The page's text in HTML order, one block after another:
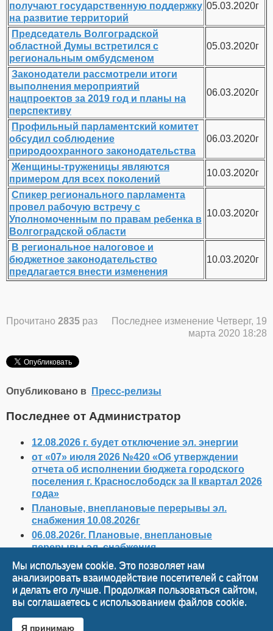
получают государственную поддержку
на развитие территорий
05.03.2020г
Председатель Волгоградской
областной Думы встретился с
региональным омбудсменом
05.03.2020г
Законодатели рассмотрели итоги
выполнения мероприятий
нацпроектов за 2019 год и планы на
перспективу
06.03.2020г
Профильный парламентский комитет
обсудил соблюдение
природоохранного законодательства
06.03.2020г
Женщины-труженицы являются
примером для всех поколений
10.03.2020г
Спикер регионального парламента
провел рабочую встречу с
Уполномоченным по правам ребенка в
Волгоградской области
10.03.2020г
В региональное налоговое и
бюджетное законодательство
предлагается внести изменения
10.03.2020г
Прочитано 2835 раз
Последнее изменение Четверг, 19
марта 2020 18:28
Опубликовано в Пресс-релизы
Последнее от Администратор
12.08.2026 г. будет отключение эл. энергии
от «07» июля 2026 №420 «Об утверждении
отчета об исполнении бюджета городского
поселения г. Краснослободск за II квартал 2026
года»
Плановые, внеплановые перерывы эл.
снабжения 10.08.2026г
06.08.2026г. Плановые, внеплановые
перерывы эл. снабжения
05.08.2026 г. с 10:00 до 14:00 будет отключение
электрической энерги
Наверх
Мы используем cookie. Это позволяет нам
анализировать взаимодействие посетителей с сайтом
и делать его лучше. Продолжая пользоваться сайтом,
вы соглашаетесь с использованием файлов cookie.
Я принимаю